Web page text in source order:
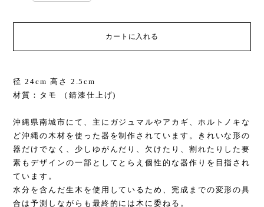
カートに入れる
径 24cm 高さ 2.5cm
材質：タモ （錆漆仕上げ)
沖縄県南城市にて、主にガジュマルやアカギ、ホルトノキな
ど沖縄の木材を使った器を制作されています。きれいな形の
器だけでなく、少しゆがんだり、欠けたり、割れたりした要
素もデザインの一部としてとらえ個性的な器作りを目指され
ています。
水分を含んだ生木を使用しているため、完成までの変形の具
合は予測しながらも最終的には木に委ねる。